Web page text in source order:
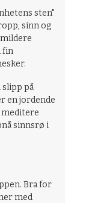
sten"
sinn og
fin
slipp på
en jordende
meditere
sinnsrø i
Bra for
med